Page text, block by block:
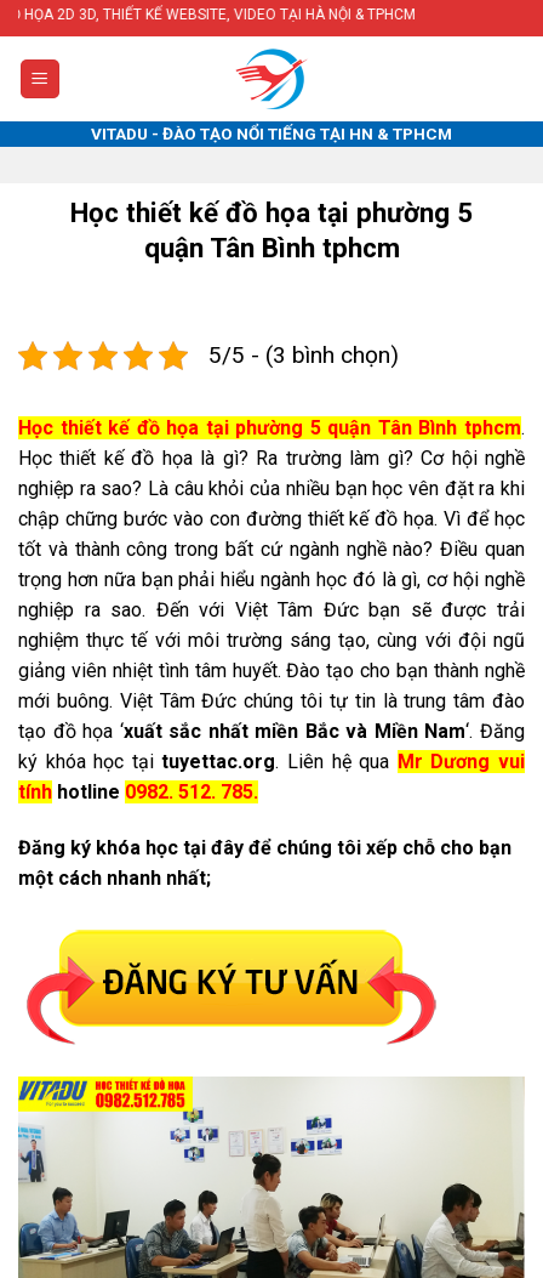
Skip
to
content
KẾ WEBSITE, VIDEO TẠI HÀ NỘI & TPHCM
VITADU - ĐÀO TẠO NỔI TIẾNG TẠI HN & TPHCM
Học thiết kế đồ họa tại phường 5
quận Tân Bình tphcm
5/5 - (3 bình chọn)
Học thiết kế đồ họa tại phường 5 quận Tân Bình tphcm.
Học thiết kế đồ họa là gì? Ra trường làm gì? Cơ hội nghề
nghiệp ra sao? Là câu khỏi của nhiều bạn học vên đặt ra khi
chập chững bước vào con đường thiết kế đồ họa. Vì để học
tốt và thành công trong bất cứ ngành nghề nào? Điều quan
trọng hơn nữa bạn phải hiểu ngành học đó là gì, cơ hội nghề
nghiệp ra sao. Đến với Việt Tâm Đức bạn sẽ được trải
nghiệm thực tế với môi trường sáng tạo, cùng với đội ngũ
giảng viên nhiệt tình tâm huyết. Đào tạo cho bạn thành nghề
mới buông. Việt Tâm Đức chúng tôi tự tin là trung tâm đào
tạo đồ họa ‘xuất sắc nhất miền Bắc và Miền Nam‘. Đăng
ký khóa học tạituyettac.org. Liên hệ qua Mr Dương vui
tính hotline 0982. 512. 785.
Đăng ký khóa học tại đây để chúng tôi xếp chỗ cho bạn
một cách nhanh nhất;